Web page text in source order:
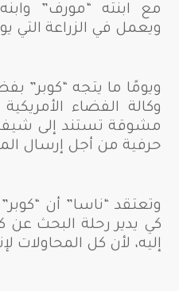
مع ابنته “مورف”
ويعمل في الزراعة التي
ويومًا ما يتجه “كوبر”
وكالة الفضاء
مشوقة تستند إلى
حرفية من أجل إرسال
وتعتقد “ناسا” أن
كي يدير رحلة البحث عن
إليه، لأن كل المحاولات